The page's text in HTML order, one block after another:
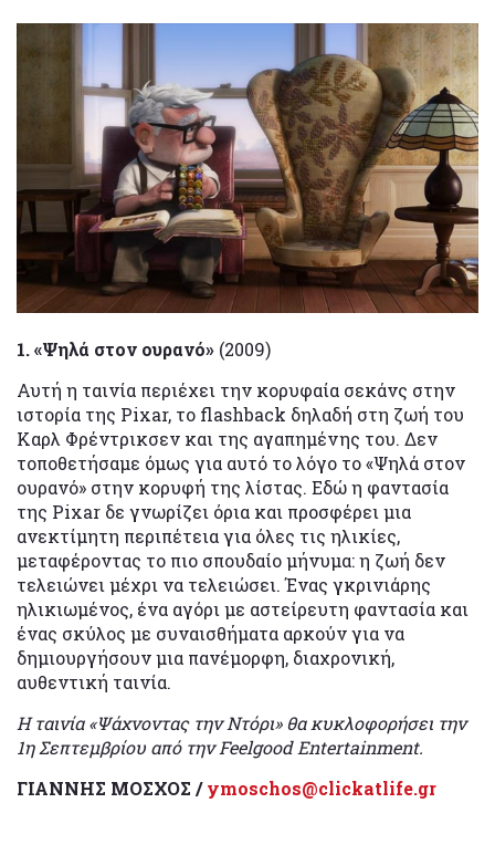
1. «Ψηλά στον ουρανό» (2009)
Αυτή η ταινία περιέχει την κορυφαία σεκάνς στην
ιστορία της Pixar, το flashback δηλαδή στη ζωή του
Καρλ Φρέντρικσεν και της αγαπημένης του. Δεν
τοποθετήσαμε όμως για αυτό το λόγο το «Ψηλά στον
ουρανό» στην κορυφή της λίστας. Εδώ η φαντασία
της Pixar δε γνωρίζει όρια και προσφέρει μια
ανεκτίμητη περιπέτεια για όλες τις ηλικίες,
μεταφέροντας το πιο σπουδαίο μήνυμα: η ζωή δεν
τελειώνει μέχρι να τελειώσει. Ένας γκρινιάρης
ηλικιωμένος, ένα αγόρι με αστείρευτη φαντασία και
ένας σκύλος με συναισθήματα αρκούν για να
δημιουργήσουν μια πανέμορφη, διαχρονική,
αυθεντική ταινία.
Η ταινία «Ψάχνοντας την Ντόρι» θα κυκλοφορήσει την
1η Σεπτεμβρίου από την Feelgood Entertainment.
ΓΙΑΝΝΗΣ ΜΟΣΧΟΣ /ymoschos@clickatlife.gr